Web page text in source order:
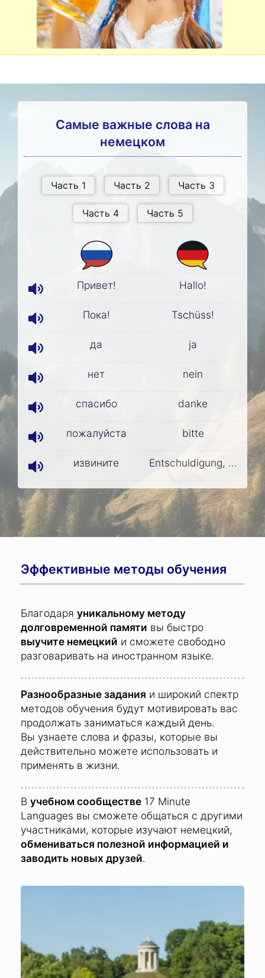
Самые важные слова на
немецком
Привет! Hallo!
Пока! Tschüss!
да ja
нет nein
спасибо danke
пожалуйста bitte
извините Entschuldigung, ...
Эффективные методы обучения
Благодаря уникальному методу
долговременной памяти вы быстро
выучите немецкий и сможете свободно
разговаривать на иностранном языке.
Разнообразные задания и широкий спектр
методов обучения будут мотивировать вас
продолжать заниматься каждый день.
Вы узнаете слова и фразы, которые вы
действительно можете использовать и
применять в жизни.
В учебном сообществе 17 Minute
Languages вы сможете общаться с другими
участниками, которые изучают немецкий,
обмениваться полезной информацией и
заводить новых друзей.